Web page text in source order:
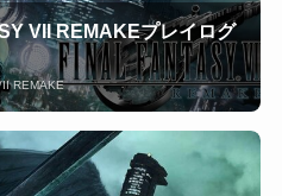
VII REMAKEプレイログ
REMAKE